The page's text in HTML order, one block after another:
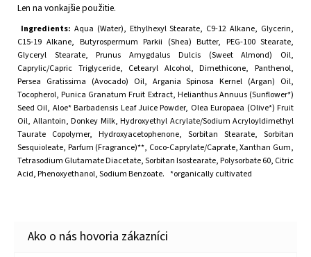
Len na vonkajšie použitie.
Ingredients: Aqua (Water), Ethylhexyl Stearate, C9-12 Alkane, Glycerin,
C15-19 Alkane, Butyrospermum Parkii (Shea) Butter, PEG-100 Stearate,
Glyceryl Stearate, Prunus Amygdalus Dulcis (Sweet Almond) Oil,
Caprylic/Capric Triglyceride, Cetearyl Alcohol, Dimethicone, Panthenol,
Persea Gratissima (Avocado) Oil, Argania Spinosa Kernel (Argan) Oil,
Tocopherol, Punica Granatum Fruit Extract, Helianthus Annuus (Sunflower*)
Seed Oil, Aloe* Barbadensis Leaf Juice Powder, Olea Europaea (Olive*) Fruit
Oil, Allantoin, Donkey Milk, Hydroxyethyl Acrylate/Sodium Acryloyldimethyl
Taurate Copolymer, Hydroxyacetophenone, Sorbitan Stearate, Sorbitan
Sesquioleate, Parfum (Fragrance)**, Coco-Caprylate/Caprate, Xanthan Gum,
Tetrasodium Glutamate Diacetate, Sorbitan Isostearate, Polysorbate 60, Citric
Acid, Phenoxyethanol, Sodium Benzoate. *organically cultivated